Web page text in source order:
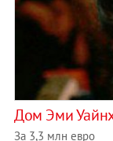
Дом Эми
За 3,3 млн евро